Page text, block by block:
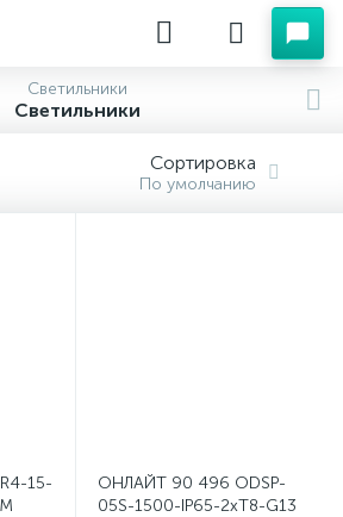
Светильники
Светильники
Сортировка
По умолчанию
15-
ОНЛАЙТ 90 496 ODSP-
05S-1500-IP65-2хT8-G13